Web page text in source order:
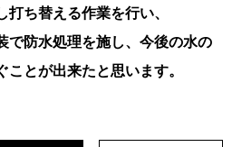
打ち替える作業を行い、
で防水処理を施し、今後の水の
とが出来たと思います。